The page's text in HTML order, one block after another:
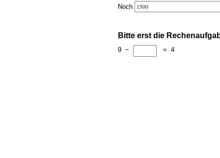
Noch
Bitte erst die
9 − = 4